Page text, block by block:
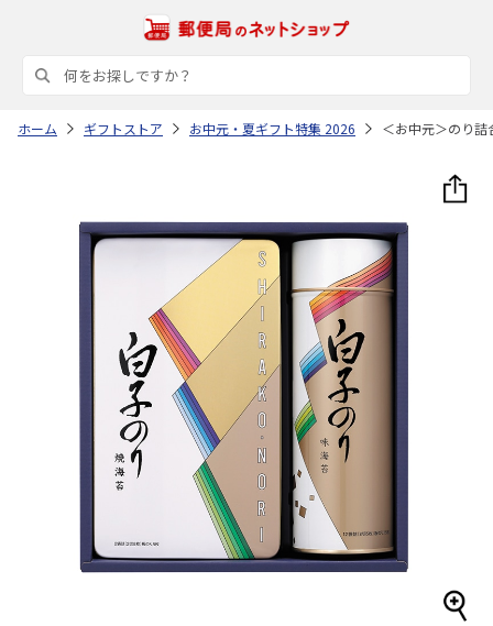
ホーム ギフトストア お中元・夏ギフト特集 2026 ＜お中元＞のり詰